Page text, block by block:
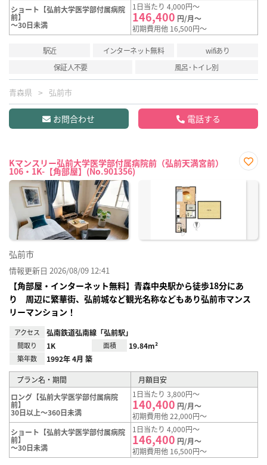
ショート【弘前大学医学部付属病院
前】
～30日未満
1日当たり 4,000円～
146,400 円/月～
初期費用他 16,500円～
駅近 インターネット無料
wifiあり
保証人不要
風呂･トイレ別
青森県 弘前市
お問合わせ 電話する
Kマンスリー弘前大学医学部付属病院前（弘前天満宮前）
106・1K-【角部屋】(No.901356)
に入
弘前市
情報更新日 2026/08/09 12:41
【角部屋・インターネット無料】青森中央駅から徒歩18分にあ
り 周辺に繁華街、弘前城など観光名称などもあり弘前市マンス
リーマンション！
アクセス 弘南鉄道弘南線「弘前駅」
間取り 1K 面積 19.84m²
築年数 1992年 4月 築
プラン名・期間
月額目安
ロング【弘前大学医学部付属病院
前】
30日以上～360日未満
1日当たり 3,800円～
140,400 円/月～
初期費用他 22,000円～
ショート【弘前大学医学部付属病院
前】
～30日未満
1日当たり 4,000円～
146,400 円/月～
初期費用他 16,500円～